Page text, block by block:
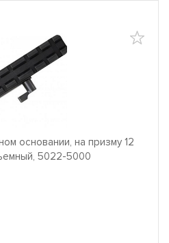
основании, на призму 12
5022-5000